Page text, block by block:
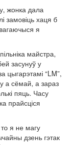
жонка дала
замовіць хаця б
я
майстра,
засунуў у
цыгарэтамі “LM”,
а сёмай, а зараз
пяць. Часу
прайсціся
я не магу
дзень гэтак